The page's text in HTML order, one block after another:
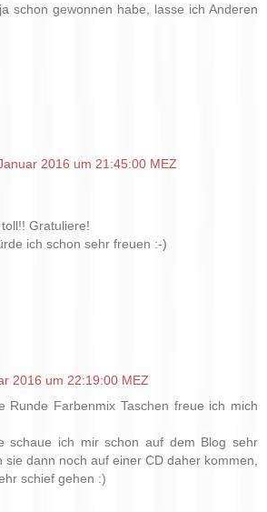
schon gewonnen habe, lasse ich Anderen
2016 um 21:45:00 MEZ
Gratuliere!
ich schon sehr freuen :-)
2016 um 22:19:00 MEZ
Runde Farbenmix Taschen freue ich mich
schaue ich mir schon auf dem Blog sehr
sie dann noch auf einer CD daher kommen,
schief gehen :)